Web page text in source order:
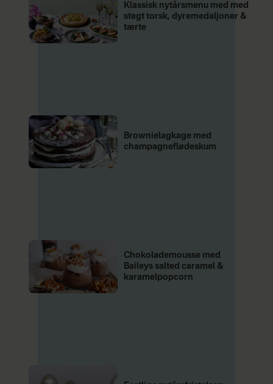
Klassisk nytårsmenu med med
stegt torsk, dyremedaljoner &
tærte
Brownielagkage med
champagneflødeskum
Chokolademousse med
Baileys salted caramel &
karamelpopcorn